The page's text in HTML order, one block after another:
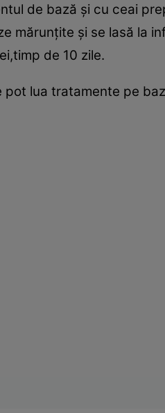
de bază şi cu ceai
mărunţite şi se lasă la
de 10 zile.
pot lua tratamente pe